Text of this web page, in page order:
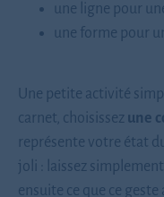
une ligne pour
une forme pour
Une petite activité
carnet, choisissez une
représente votre état
joli : laissez
ensuite ce que ce geste